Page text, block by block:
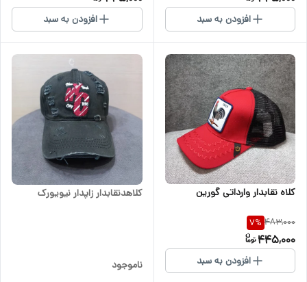
افزودن به سبد افزودن به سبد
کلاه نقابدار وارداتی گورین
483,000
7%
445,000
افزودن به سبد
کلاهدنقابدار زاپدار نیویورک
ناموجود